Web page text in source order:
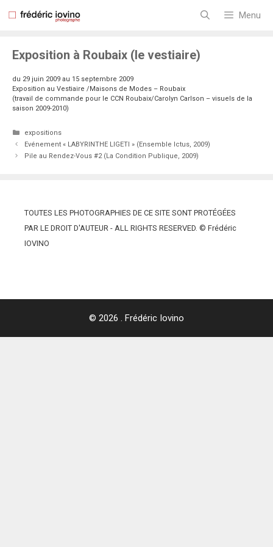
Menu
Exposition à Roubaix (le vestiaire)
du 29 juin 2009 au 15 septembre 2009
Exposition au Vestiaire /Maisons de Modes – Roubaix
(travail de commande pour le CCN Roubaix/Carolyn Carlson – visuels de la
saison 2009-2010)
Catégories
expositions
Evénement « LABYRINTHE LIGETI » (Ensemble Ictus, 2009)
Pile au Rendez-Vous #2 (La Condition Publique, 2009)
TOUTES LES PHOTOGRAPHIES DE CE SITE SONT PROTÉGÉES
PAR LE DROIT D'AUTEUR - ALL RIGHTS RESERVED. © Frédéric
IOVINO
© 2026 . Frédéric Iovino